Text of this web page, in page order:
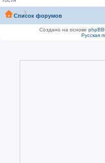
Список форумов
Создано на основе phpBB
Русская